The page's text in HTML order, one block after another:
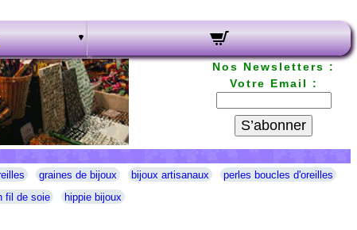
Nos Newsletters :
Votre Email :
S’abonner
graines de bijoux bijoux artisanaux
perles boucles d'oreilles
fil de soie
hippie bijoux